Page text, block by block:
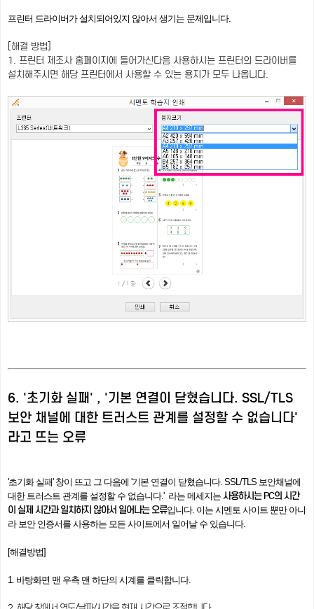
프린터 드라이버가 설치되어있지 않아서 생기는 문제입니다.
[해결 방법]
1. 프린터 제조사 홈페이지에 들어가신다음 사용하시는 프린터의 드라이버를
설치해주시면 해당 프린터에서 사용할 수 있는 용지가 모두 나옵니다.
6. '초기화 실패' , '기본 연결이 닫혔습니다. SSL/TLS
보안 채널에 대한 트러스트 관계를 설정할 수 없습니다'
라고 뜨는 오류
'초기화 실패' 창이 뜨고 그 다음에 '기본 연결이 닫혔습니다. SSL/TLS 보안채널에
대한 트러스트 관계를 설정할 수 없습니다.' 라는 메세지는 사용하시는 PC의 시간
이 실제 시간과 일치하지 않아서 일어나는 오류입니다. 이는 시멘토 사이트 뿐만 아니
라 보안 인증서를 사용하는 모든 사이트에서 일어날 수 있습니다.
[해결방법]
1. 바탕화면 맨 우측 맨 하단의 시계를 클릭합니다.